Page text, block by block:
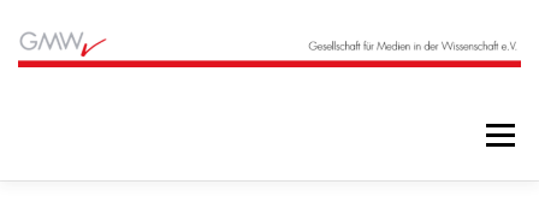
Inhalt
springen
Menü